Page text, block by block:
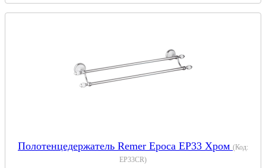
Полотенцедержатель Remer Epoca EP33 Хром (Код:
EP33CR)